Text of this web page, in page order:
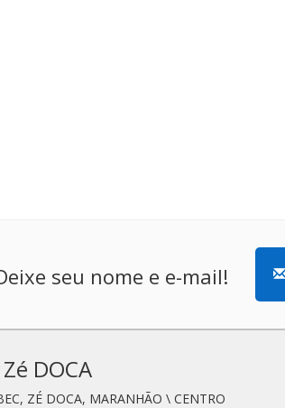
seu nome e e-mail!
DOCA
ZÉ DOCA, MARANHÃO \ CENTRO